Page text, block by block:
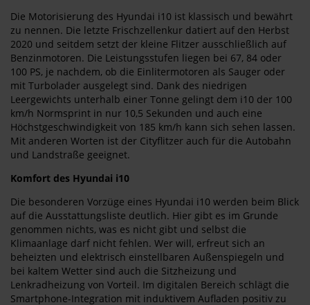
Die Motorisierung des Hyundai i10 ist klassisch und bewährt
zu nennen. Die letzte Frischzellenkur datiert auf den Herbst
2020 und seitdem setzt der kleine Flitzer ausschließlich auf
Benzinmotoren. Die Leistungsstufen liegen bei 67, 84 oder
100 PS, je nachdem, ob die Einlitermotoren als Sauger oder
mit Turbolader ausgelegt sind. Dank des niedrigen
Leergewichts unterhalb einer Tonne gelingt dem i10 der 100
km/h Normsprint in nur 10,5 Sekunden und auch eine
Höchstgeschwindigkeit von 185 km/h kann sich sehen lassen.
Mit anderen Worten ist der Cityflitzer auch für die Autobahn
und Landstraße geeignet.
Komfort des Hyundai i10
Die besonderen Vorzüge eines Hyundai i10 werden beim Blick
auf die Ausstattungsliste deutlich. Hier gibt es im Grunde
genommen nichts, was es nicht gibt und selbst die
Klimaanlage darf nicht fehlen. Wer will, erfreut sich an
beheizten und elektrisch einstellbaren Außenspiegeln und
bei kaltem Wetter sind auch die Sitzheizung und
Lenkradheizung von Vorteil. Im digitalen Bereich schlägt die
Smartphone-Integration mit induktivem Aufladen positiv zu